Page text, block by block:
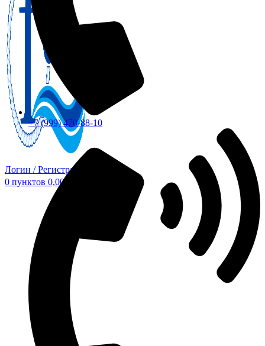
Логин / Регистрация
0 пунктов 0,00
+7 (999) 470-88-10